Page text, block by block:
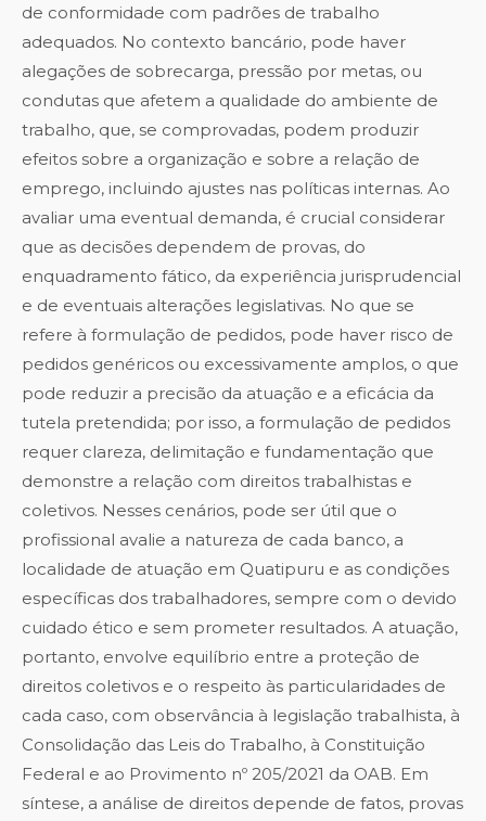
de conformidade com padrões de trabalho
adequados. No contexto bancário, pode haver
alegações de sobrecarga, pressão por metas, ou
condutas que afetem a qualidade do ambiente de
trabalho, que, se comprovadas, podem produzir
efeitos sobre a organização e sobre a relação de
emprego, incluindo ajustes nas políticas internas. Ao
avaliar uma eventual demanda, é crucial considerar
que as decisões dependem de provas, do
enquadramento fático, da experiência jurisprudencial
e de eventuais alterações legislativas. No que se
refere à formulação de pedidos, pode haver risco de
pedidos genéricos ou excessivamente amplos, o que
pode reduzir a precisão da atuação e a eficácia da
tutela pretendida; por isso, a formulação de pedidos
requer clareza, delimitação e fundamentação que
demonstre a relação com direitos trabalhistas e
coletivos. Nesses cenários, pode ser útil que o
profissional avalie a natureza de cada banco, a
localidade de atuação em Quatipuru e as condições
específicas dos trabalhadores, sempre com o devido
cuidado ético e sem prometer resultados. A atuação,
portanto, envolve equilíbrio entre a proteção de
direitos coletivos e o respeito às particularidades de
cada caso, com observância à legislação trabalhista, à
Consolidação das Leis do Trabalho, à Constituição
Federal e ao Provimento nº 205/2021 da OAB. Em
síntese, a análise de direitos depende de fatos, provas